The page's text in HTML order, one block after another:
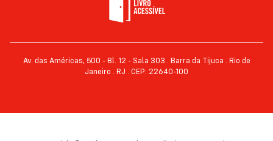
Av. das Américas, 500 - Bl. 12 - Sala 303 . Barra da Tijuca . Rio de
Janeiro . RJ . CEP: 22640-100